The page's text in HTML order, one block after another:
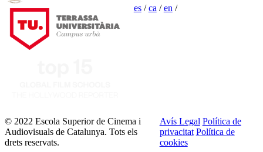
es/ca /en /
© 2022 Escola Superior de Cinema i
Audiovisuals de Catalunya. Tots els
drets reservats.
Avís Legal Política de
privacitat Política de
cookies